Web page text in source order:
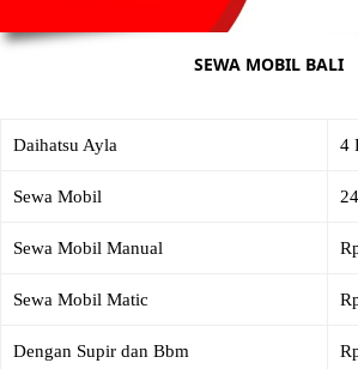
SEWA MOBIL BALI
Daihatsu Ayla 4
Sewa Mobil
Sewa Mobil Manual
Sewa Mobil Matic
Dengan Supir dan Bbm